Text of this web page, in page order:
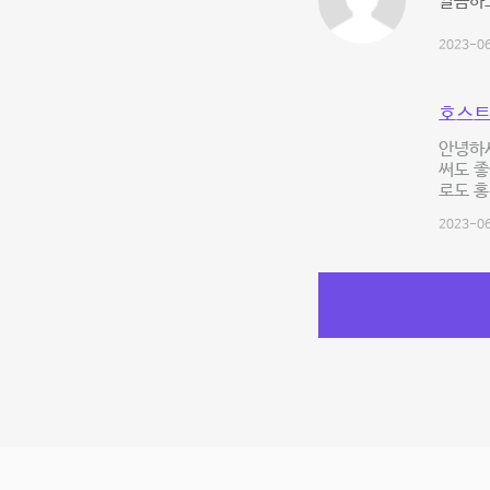
2023-
호스
안녕하
써도
로도
2023-